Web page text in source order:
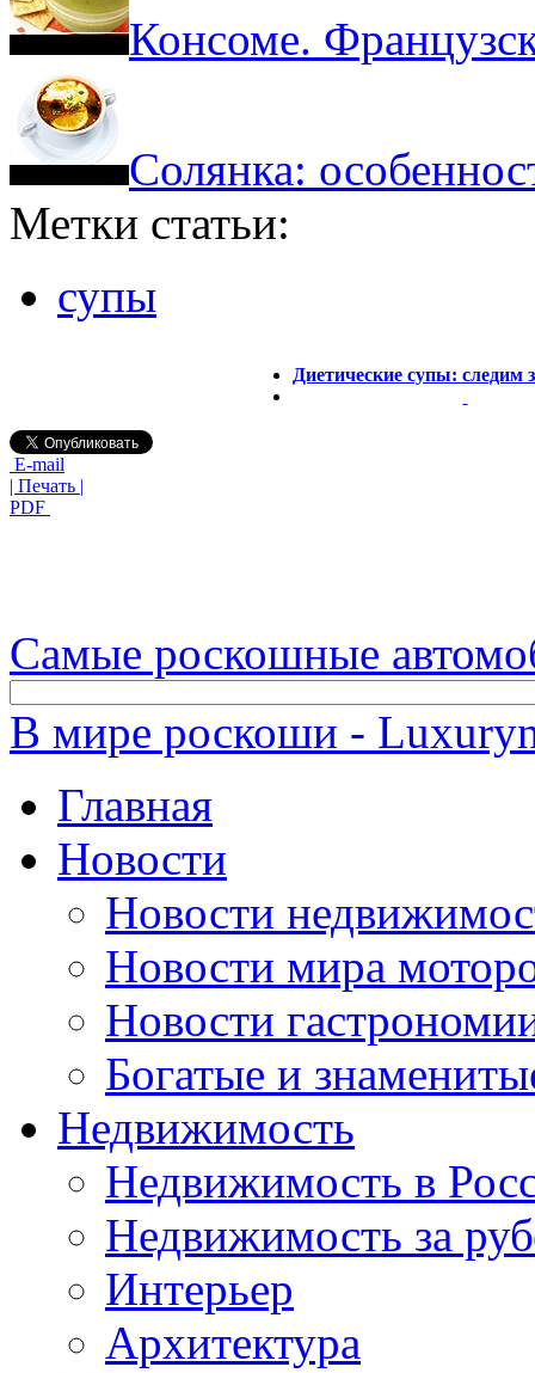
Консоме.
Солянка:
Метки статьи:
супы
Диетические супы: следим
E-mail
| Печать |
PDF
Самые роскошные
В мире роскоши -
Главная
Новости
Новости
Новости мира
Новости
Богатые и
Недвижимость
Недвижимость в
Недвижимость за
Интерьер
Архитектура